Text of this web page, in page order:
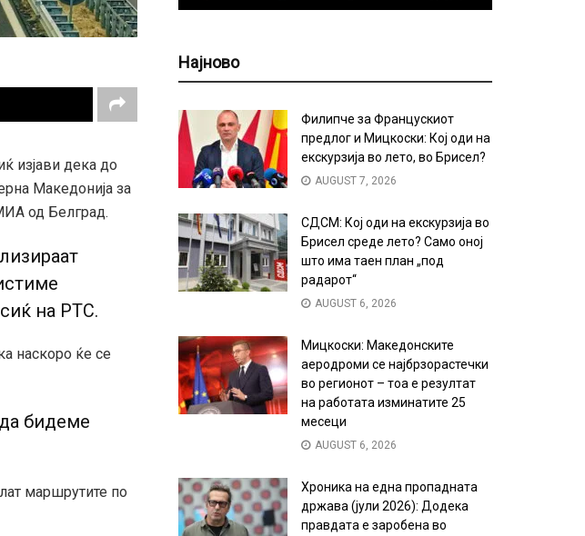
изјави дека до
Македонија за
од Белград.
на РТС.
наскоро ќе се
бидеме
маршрутите по
Најново
Филипче за Францускиот
предлог и Мицкоски: Кој оди на
екскурзија во лето, во Брисел?
AUGUST 7, 2026
СДСМ: Кој оди на екскурзија во
Брисел среде лето? Само оној
што има таен план „под
радарот“
AUGUST 6, 2026
Мицкоски: Македонските
аеродроми се најбрзорастечки
во регионот – тоа е резултат
на работата изминатите 25
месеци
AUGUST 6, 2026
Хроника на една пропадната
држава (јули 2026): Додека
правдата е заробена во